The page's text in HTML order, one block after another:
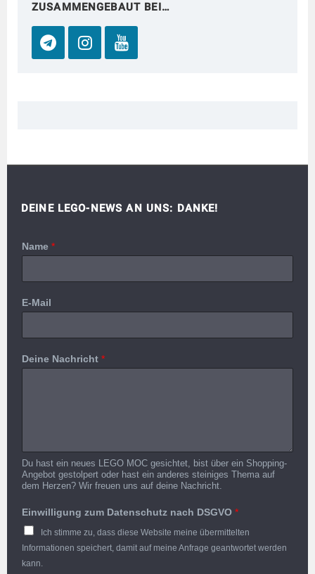
ZUSAMMENGEBAUT BEI…
DEINE LEGO-NEWS AN UNS: DANKE!
Name *
E-Mail
Deine Nachricht *
Du hast ein neues LEGO MOC gesichtet, bist über ein Shopping-
Angebot gestolpert oder hast ein anderes steiniges Thema auf
dem Herzen? Wir freuen uns auf deine Nachricht.
Einwilligung zum Datenschutz nach DSGVO *
Ich stimme zu, dass diese Website meine übermittelten
Informationen speichert, damit auf meine Anfrage geantwortet werden
kann.